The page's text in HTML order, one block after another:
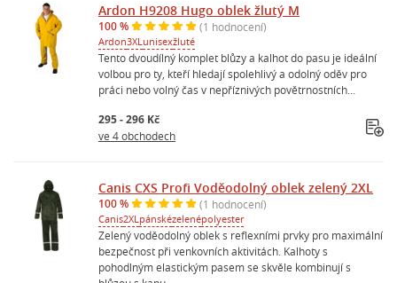
Ardon H9208 Hugo oblek žlutý M
100 % (1 hodnocení)
Ardon3XL unisexžluté
Tento dvoudílný komplet blůzy a kalhot do pasu je ideální
volbou pro ty, kteří hledají spolehlivý a odolný oděv pro
práci nebo volný čas v nepříznivých povětrnostních...
295 - 296 Kč
ve 4 obchodech
Canis CXS Profi Voděodolný oblek zelený 2XL
100 % (1 hodnocení)
Canis2XL pánskézelenépolyester
Zelený voděodolný oblek s reflexními prvky pro maximální
bezpečnost při venkovních aktivitách. Kalhoty s
pohodlným elastickým pasem se skvěle kombinují s